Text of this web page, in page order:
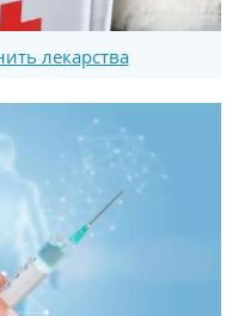
лекарства